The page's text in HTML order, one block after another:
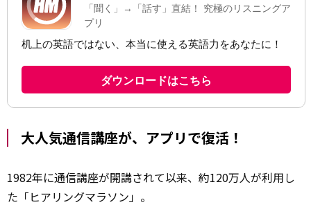
大人気通信講座が、アプリで復活！
1982年に通信講座が開講されて以来、約120万人が利用し
た「ヒアリングマラソン」。